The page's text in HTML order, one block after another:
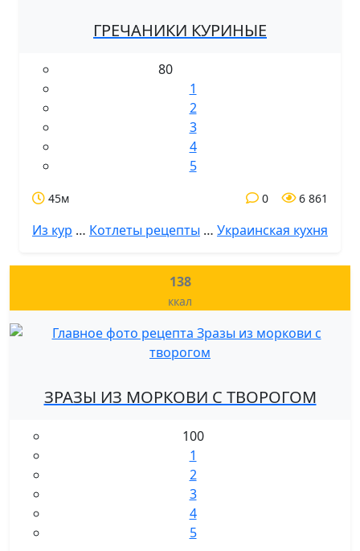
ГРЕЧАНИКИ КУРИНЫЕ
80
1
2
3
4
5
45м 6 861
0
Из кур … Котлеты рецепты … Украинская кухня
138
ккал
ЗРАЗЫ ИЗ МОРКОВИ С ТВОРОГОМ
100
1
2
3
4
5